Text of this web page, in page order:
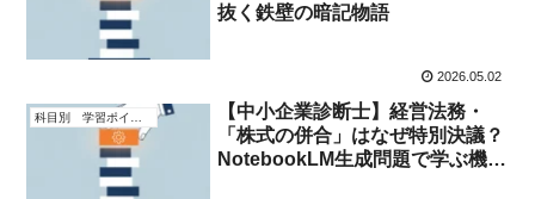
抜く鉄壁の暗記物語
2026.05.02
【中小企業診断士】経営法務・
「株式の併合」はなぜ特別決議？
NotebookLM生成問題で学ぶ機関